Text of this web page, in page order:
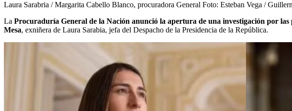
Laura Sarabria / Margarita Cabello Blanco, procuradora General Foto: Esteban Vega /
La Procuraduría General de la Nación anunció la apertura de una investigación por
Mesa, exniñera de Laura Sarabia, jefa del Despacho de la Presidencia de la República.